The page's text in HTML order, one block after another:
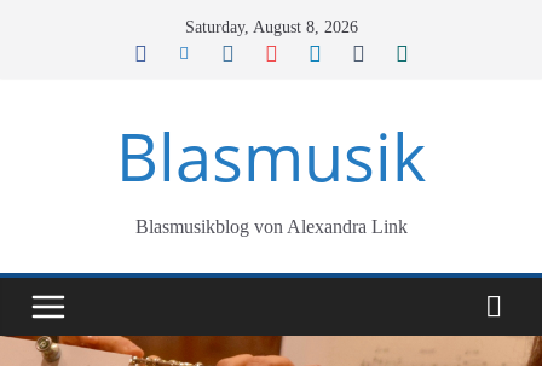
Saturday, August 8, 2026
Blasmusik
Blasmusikblog von Alexandra Link